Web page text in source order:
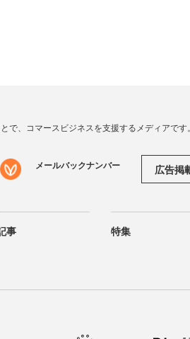
、コマースビジネスを支援するメディアです。
メールバックナンバー 広告掲
事 特集